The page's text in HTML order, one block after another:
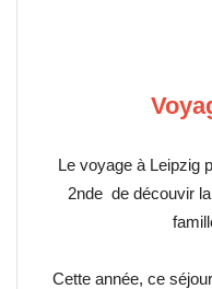
Le voyage à Leipzig
2nde de découvir
Cette année, ce